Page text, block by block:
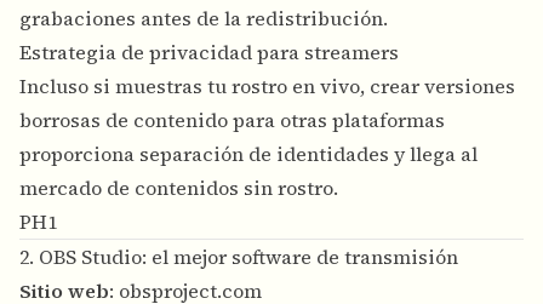
grabaciones antes de la redistribución.
Estrategia de privacidad para streamers
Incluso si muestras tu rostro en vivo, crear versiones
borrosas de contenido para otras plataformas
proporciona separación de identidades y llega al
mercado de contenidos sin rostro.
PH1
2. OBS Studio: el mejor software de transmisión
Sitio web: obsproject.com